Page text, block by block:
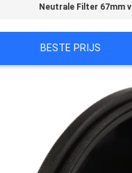
Neutrale Filter 67mm
BESTE PRIJS